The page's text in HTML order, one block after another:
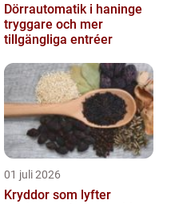
Dörrautomatik i haninge
tryggare och mer
tillgängliga entréer
01 juli 2026
Kryddor som lyfter